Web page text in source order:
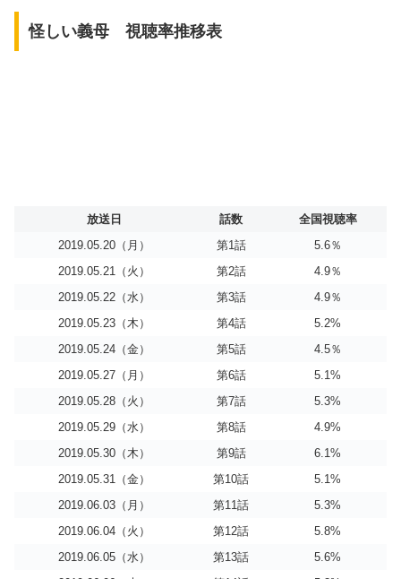
怪しい義母 視聴率推移表
放送日 話数
全国視聴率
2019.05.20（月）
第1話
5.6％
2019.05.21（火）
第2話
4.9％
2019.05.22（水）
第3話
4.9％
2019.05.23（木）
第4話
5.2%
2019.05.24（金）
第5話
4.5％
2019.05.27（月）
第6話
5.1%
2019.05.28（火）
第7話
5.3%
2019.05.29（水）
第8話
4.9%
2019.05.30（木）
第9話
6.1%
2019.05.31（金）
第10話
5.1%
2019.06.03（月）
第11話
5.3%
2019.06.04（火）
第12話
5.8%
2019.06.05（水）
第13話
5.6%